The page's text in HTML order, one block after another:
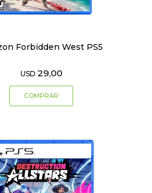
Forbidden West PS5
USD 29,00